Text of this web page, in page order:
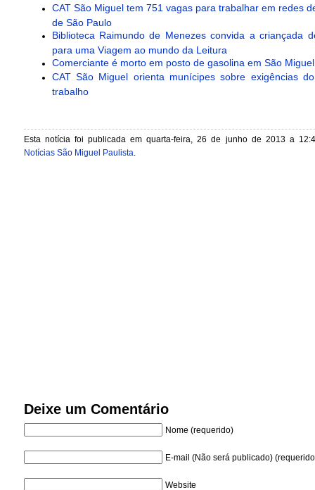
CAT São Miguel tem 751 vagas para trabalhar em redes
de São Paulo
Biblioteca Raimundo de Menezes convida a criançada
para uma Viagem ao mundo da Leitura
Comerciante é morto em posto de gasolina em São Miguel
CAT São Miguel orienta munícipes sobre exigências
trabalho
Esta notícia foi publicada em quarta-feira, 26 de junho de 2013 a
Notícias São Miguel Paulista.
Deixe um Comentário
Nome (requerido)
E-mail (Não será publicado)
Website